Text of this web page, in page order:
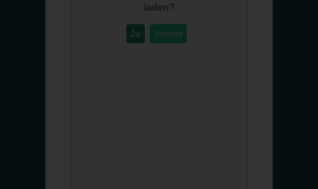
laden?
Ja Immer